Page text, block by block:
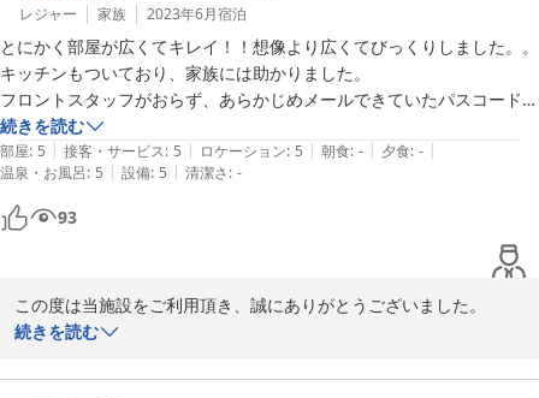
また別府へお越しの際には是非ご利用くださいませ。
再びお客様をお出迎えできるよう心より願っております。
ご投稿ありがとうございました。
2023-06-08
レジャー 家族 2023年6月宿泊
とにかく部屋が広くてキレイ！！想像より広くてびっくりしました。。
キッチンもついており、家族には助かりました。
フロントスタッフがおらず、あらかじめメールできていたパスコードを
入力してホテルに入りました。
一般的なホテルのような圧迫感がなく、快適で無駄がなく、ゆっくりと
続きを読む
部屋: 5 | 接客・サービス: 5 | ロケーション: 5 | 朝食: - | 夕食: - |
温泉・お風呂: 5 | 設備: 5 | 清潔さ: -
93
この度は当施設をご利用頂き、誠にありがとうございました。
お部屋の広さに驚かれたとのことですが、特別感と共に、ご自宅の
続きを読む